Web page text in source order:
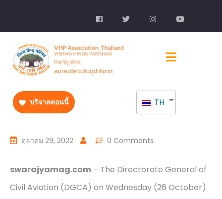
บริจาคตอนนี้ TH
ตุลาคม 29, 2022 0 Comments
swarajyamag.com – The Directorate General of
Civil Aviation (DGCA) on Wednesday (26 October)